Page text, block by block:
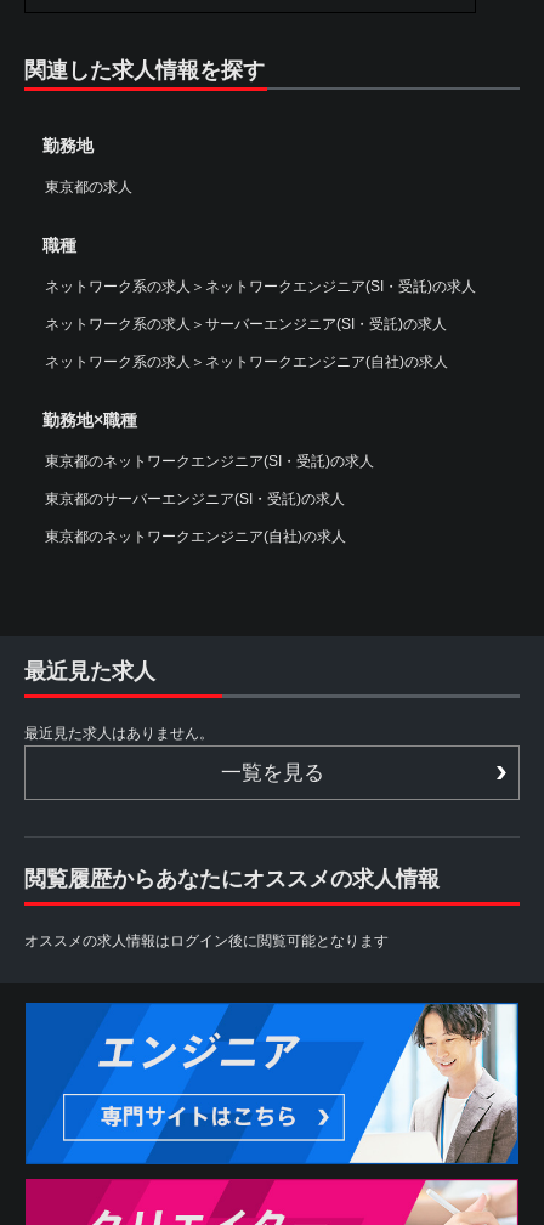
関連した求人情報を探す
勤務地
東京都の求人
職種
ネットワーク系の求人 ＞ ネットワークエンジニア(SI・受託)の求人
ネットワーク系の求人 ＞ サーバーエンジニア(SI・受託)の求人
ネットワーク系の求人 ＞ ネットワークエンジニア(自社)の求人
勤務地×職種
東京都のネットワークエンジニア(SI・受託)の求人
東京都のサーバーエンジニア(SI・受託)の求人
東京都のネットワークエンジニア(自社)の求人
最近見た求人
最近見た求人はありません。
一覧を見る
閲覧履歴からあなたにオススメの求人情報
オススメの求人情報はログイン後に閲覧可能となります